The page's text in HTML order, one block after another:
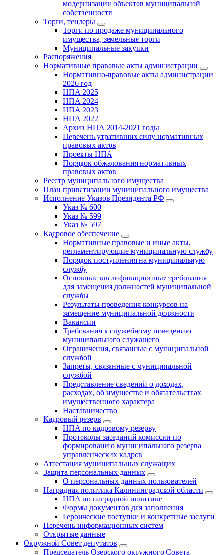
модернизации объектов муниципальной
собственности
Торги, тендеры
Торги по продаже муниципального
имущества, земельные торги
Муниципальные закупки
Распоряжения
Нормативные правовые акты администрации
Нормативно-правовые акты администрации
2026 год
НПА 2025
НПА 2024
НПА 2023
НПА 2022
Архив НПА 2014-2021 годы
Перечень утративших силу нормативных
правовых актов
Проекты НПА
Порядок обжалования нормативных
правовых актов
Реестр муниципального имущества
План приватизации муниципального имущества
Исполнение Указов Президента РФ
Указ № 600
Указ № 599
Указ № 597
Кадровое обеспечение
Нормативные правовые и иные акты,
регламентирующие муниципальную службу
Порядок поступления на муниципальную
службу
Основные квалификационные требования
для замещения должностей муниципальной
службы
Результаты проведения конкурсов на
замещение муниципальной должности
Вакансии
Требования к служебному поведению
муниципального служащего
Ограничения, связанные с муниципальной
службой
Запреты, связанные с муниципальной
службой
Представление сведений о доходах,
расходах, об имуществе и обязательствах
имущественного характера
Наставничество
Кадровый резерв
НПА по кадровому резерву
Протоколы заседаний комиссии по
формированию муниципального резерва
управленческих кадров
Аттестация муниципальных служащих
Защита персональных данных
О персональных данных пользователей
Наградная политика Калининградской области
НПА по наградной политике
Формы документов для заполнения
Героические поступки и конкретные заслуги
Перечень информационных систем
Открытые данные
Окружной Совет депутатов
Председатель Озерского окружного Совета